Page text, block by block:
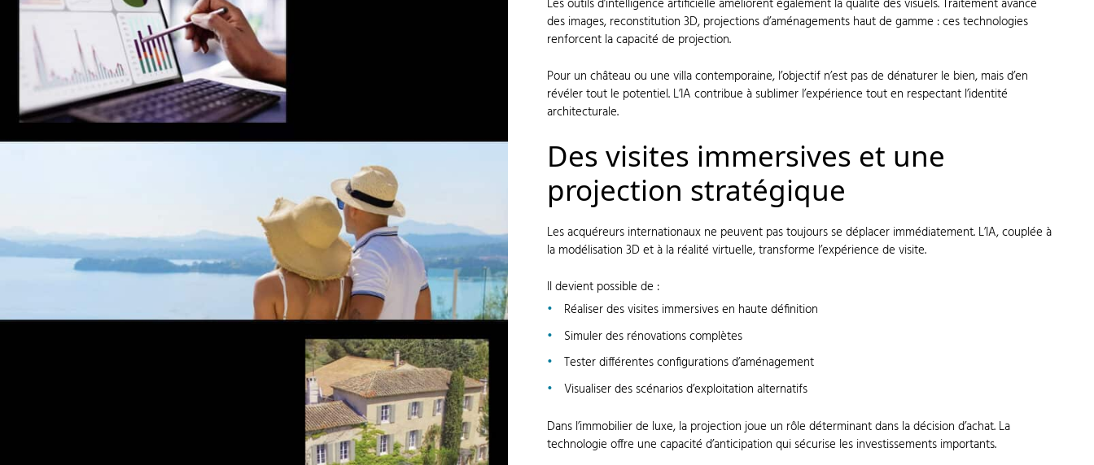
Les outils d’intelligence artificielle améliorent également la qualité des visuels. Traitement avancé
des images, reconstitution 3D, projections d’aménagements haut de gamme : ces technologies
renforcent la capacité de projection.
Pour un château ou une villa contemporaine, l’objectif n’est pas de dénaturer le bien, mais d’en
révéler tout le potentiel. L’IA contribue à sublimer l’expérience tout en respectant l’identité
architecturale.
Des visites immersives et une
projection stratégique
Les acquéreurs internationaux ne peuvent pas toujours se déplacer immédiatement. L’IA, couplée à
la modélisation 3D et à la réalité virtuelle, transforme l’expérience de visite.
Il devient possible de :
Réaliser des visites immersives en haute définition
Simuler des rénovations complètes
Tester différentes configurations d’aménagement
Visualiser des scénarios d’exploitation alternatifs
Dans l’immobilier de luxe, la projection joue un rôle déterminant dans la décision d’achat. La
technologie offre une capacité d’anticipation qui sécurise les investissements importants.